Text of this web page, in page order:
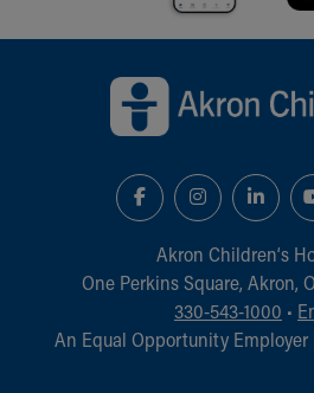
Akron Children‘s
One Perkins Square, Akron,
330-543-1000 •
An Equal Opportunity Employer